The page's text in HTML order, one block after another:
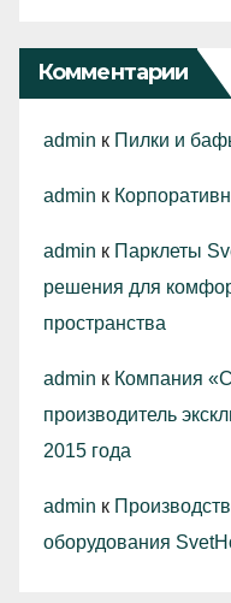
Комментарии
admin к Пилки и
admin к
admin к Парклеты
решения для
пространства
admin к Компания
производитель
2015 года
admin к
оборудования